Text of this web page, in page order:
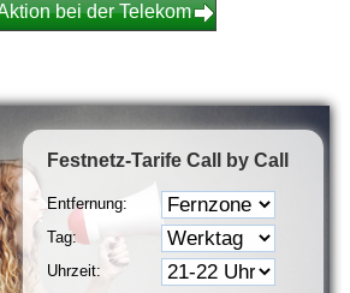
bei der Telekom
Festnetz-Tarife Call by Call
Entfernung:
Tag:
Uhrzeit: